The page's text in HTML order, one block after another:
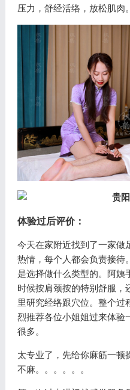
压力，舒经活络，放松肌肉。
体验过后评价：
今天在家附近找到了一家做
热情，每个人都会负责接待
是选择做什么类型的。阿姨
时候按肩颈按的特别舒服，
里研究经络跟穴位。整个过
烈推荐各位小姐姐过来体验
很多。
太专业了，先给你麻筋一顿
不麻。。。。。。